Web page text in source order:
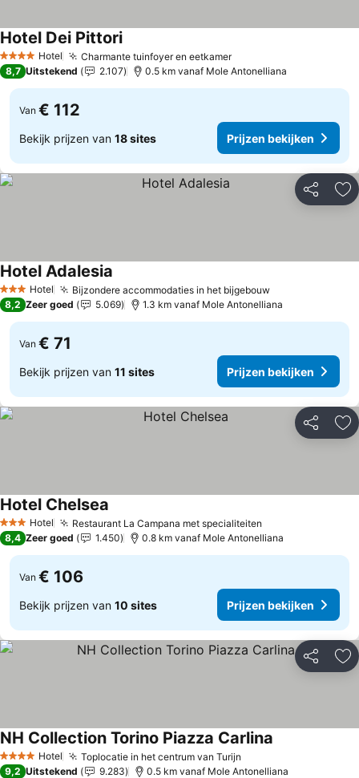
4 SterrenHotel Charmante tuinfoyer en eetkamer
Hotel Dei Pittori
8,7 Uitstekend 2.107 0.5 km vanaf Mole Antonelliana
Van € 112
Bekijk prijzen van 18 sites Prijzen bekijken
Delen
3 SterrenHotel Bijzondere accommodaties in het bijgebouw
Hotel Adalesia
8,2 Zeer goed 5.069 1.3 km vanaf Mole Antonelliana
Van € 71
Bekijk prijzen van 11 sites Prijzen bekijken
Delen
3 SterrenHotel Restaurant La Campana met specialiteiten
Hotel Chelsea
8,4 Zeer goed 1.450 0.8 km vanaf Mole Antonelliana
Van € 106
Bekijk prijzen van 10 sites Prijzen bekijken
Delen
4 SterrenHotel Toplocatie in het centrum van Turijn
NH Collection Torino Piazza Carlina
9,2 Uitstekend 9.283 0.5 km vanaf Mole Antonelliana